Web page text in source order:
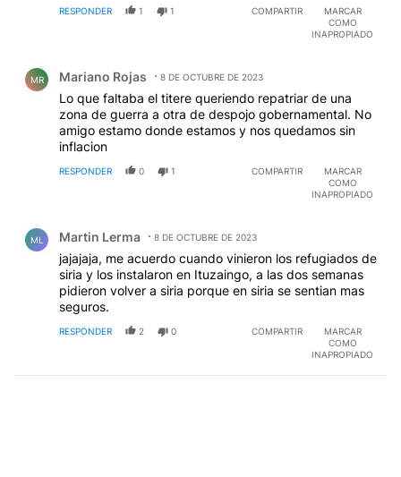
RESPONDER 1 1 COMPARTIR
MARCAR
COMO
INAPROPIADO
MR Mariano Rojas 8 DE OCTUBRE DE 2023
Lo que faltaba el titere queriendo repatriar de una
zona de guerra a otra de despojo gobernamental. No
amigo estamo donde estamos y nos quedamos sin
inflacion
RESPONDER 0 1 COMPARTIR
MARCAR
COMO
INAPROPIADO
ML Martin Lerma 8 DE OCTUBRE DE 2023
jajajaja, me acuerdo cuando vinieron los refugiados de
siria y los instalaron en Ituzaingo, a las dos semanas
pidieron volver a siria porque en siria se sentian mas
seguros.
RESPONDER 2 0 COMPARTIR
MARCAR
COMO
INAPROPIADO